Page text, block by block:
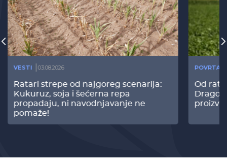
VESTI 03.08.2026
Ratari strepe od najgoreg scenarija:
Kukuruz, soja i šećerna repa
propadaju, ni navodnjavanje ne
pomaže!
Od